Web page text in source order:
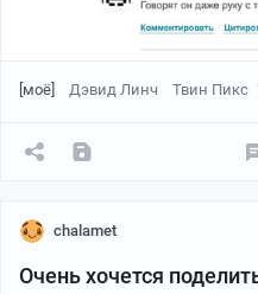
[моё] Дэвид Линч Твин Пикс
chalamet
Очень хочется